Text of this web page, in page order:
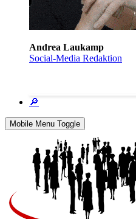
Andrea Laukamp
Social-Media Redaktion
🔎
Mobile Menu Toggle